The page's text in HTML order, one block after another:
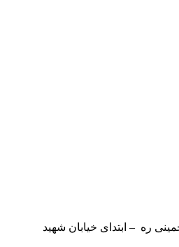
ره – ابتدای خیابان شهید